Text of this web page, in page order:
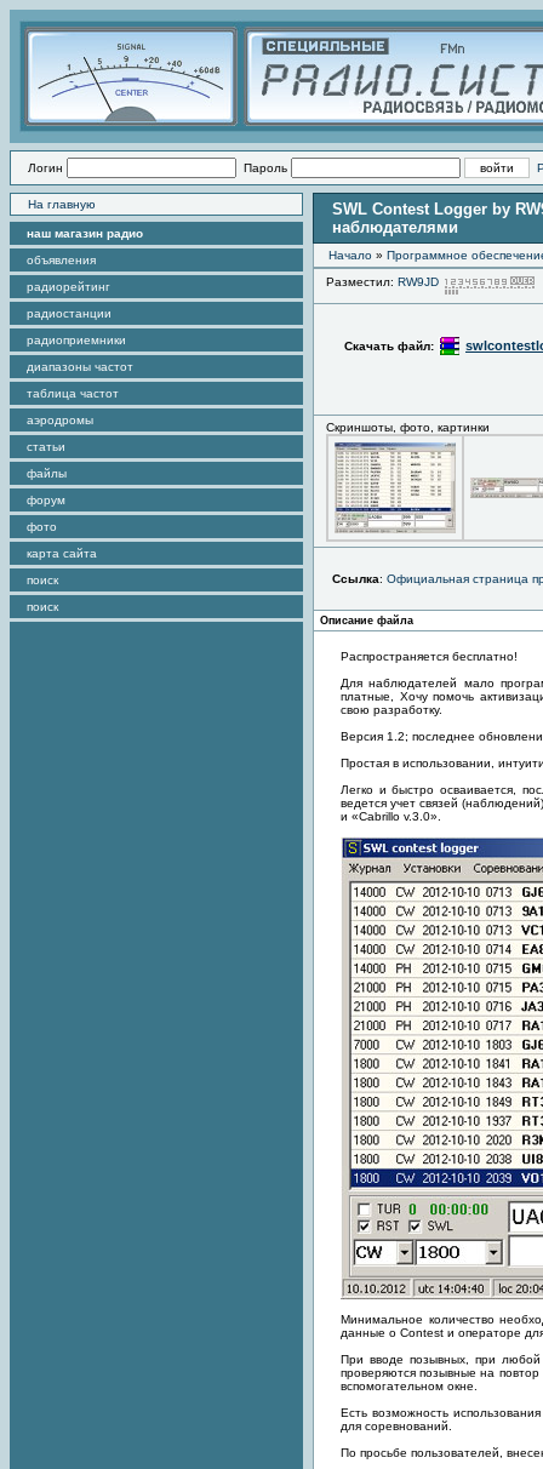
Логин Пароль
На главную
наш магазин радио
объявления
радиорейтинг
радиостанции
радиоприемники
диапазоны частот
таблица частот
аэродромы
статьи
файлы
форум
фото
карта сайта
поиск
поиск
SWL Contest Logger by
наблюдателями
Начало » Программное
Разместил: RW9JD
Скачать файл:
Скриншоты, фото, картинки
Ссылка: Официальная страница
Описание файла
Распространяется бесплатно!
Для наблюдателей мало
платные, Хочу помочь
свою разработку.
Версия 1.2; последнее
Простая в использовании,
Легко и быстро осваивается,
ведется учет связей
и «Cabrillo v.3.0».
Минимальное количество
данные о Contest и операторе
При вводе позывных, при любой
проверяются позывные на
вспомогательном окне.
Есть возможность
для соревнований.
По просьбе пользователей,